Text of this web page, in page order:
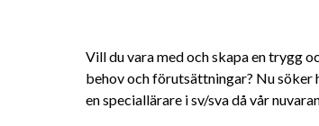
Vill du vara med och skapa en trygg
behov och förutsättningar? Nu söker
en speciallärare i sv/sva då vår